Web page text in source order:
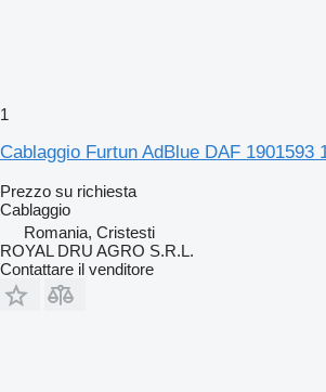
1
Cablaggio Furtun AdBlue DAF 1901593
Prezzo su richiesta
Cablaggio
Romania, Cristesti
ROYAL DRU AGRO S.R.L.
Contattare il venditore